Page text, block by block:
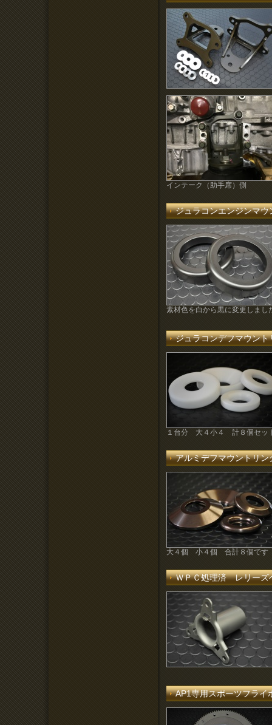
インテーク（助手席）側
ジュラコンエンジンマ
素材色を白から黒に変更しまし
ジュラコンデフマウン
１台分 大４小４ 計８個セッ
アルミデフマウントリ
大４個 小４個 合計８個です
ＷＰＣ処理済 レリーズ
AP1専用スポーツフラ